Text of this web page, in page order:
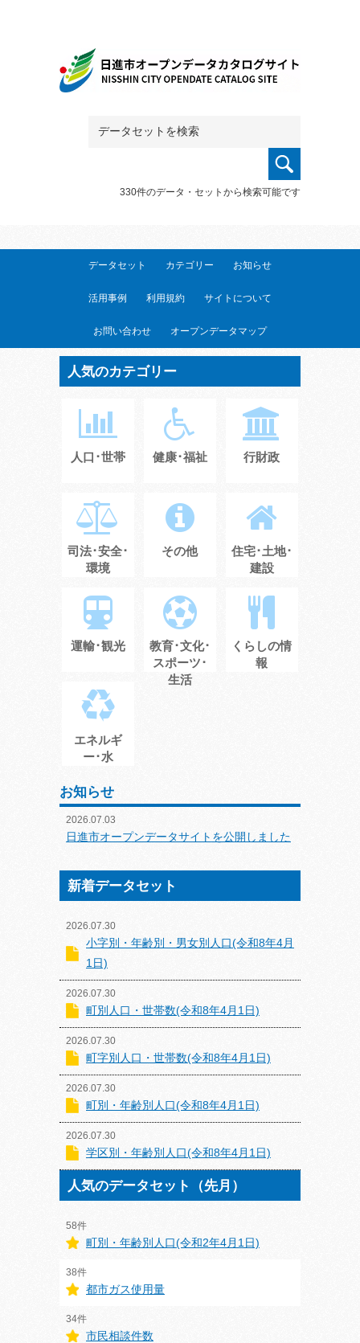
330件のデータ・セットから検索可能です
データセット カテゴリー お知らせ
活用事例 利用規約 サイトについて
お問い合わせ オープンデータマップ
人気のカテゴリー
人口･世帯 健康･福祉 行財政
司法･安全･
環境
その他
住宅･土地･
建設
運輸･観光
教育･文化･
スポーツ･
生活
くらしの情
報
エネルギ
ー･水
お知らせ
2026.07.03
日進市オープンデータサイトを公開しました
新着データセット
2026.07.30
小字別・年齢別・男女別人口(令和8年4月
1日)
2026.07.30
町別人口・世帯数(令和8年4月1日)
2026.07.30
町字別人口・世帯数(令和8年4月1日)
2026.07.30
町別・年齢別人口(令和8年4月1日)
2026.07.30
学区別・年齢別人口(令和8年4月1日)
人気のデータセット（先月）
58件
町別・年齢別人口(令和2年4月1日)
38件
都市ガス使用量
34件
市民相談件数